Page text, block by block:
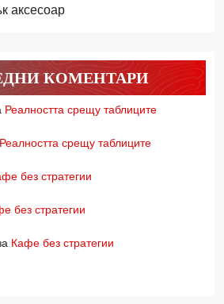
аксесоар
КОМЕНТАРИ
Реалността срещу таблиците
Реалността срещу таблиците
без стратегии
без стратегии
Кафе без стратегии